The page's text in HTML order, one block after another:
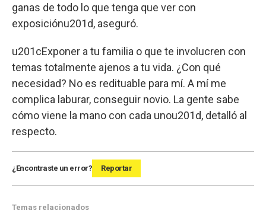
ganas de todo lo que tenga que ver con
exposiciónu201d, aseguró.
u201cExponer a tu familia o que te involucren con
temas totalmente ajenos a tu vida. ¿Con qué
necesidad? No es redituable para mí. A mí me
complica laburar, conseguir novio. La gente sabe
cómo viene la mano con cada unou201d, detalló al
respecto.
¿Encontraste un error? Reportar
Temas relacionados